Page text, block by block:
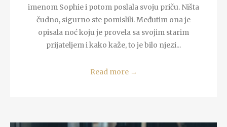
imenom Sophie i potom poslala svoju priču. Ništa
čudno, sigurno ste pomislili. Međutim ona je
opisala noć koju je provela sa svojim starim
prijateljem i kako kaže, to je bilo njezi...
Read more →